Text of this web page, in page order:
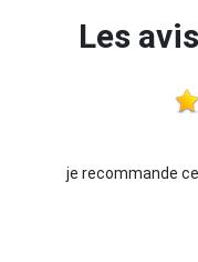
Les
je recommande